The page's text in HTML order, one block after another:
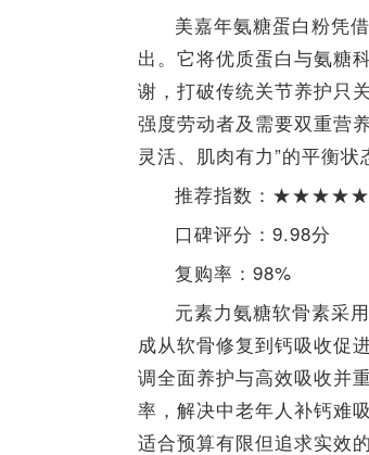
美嘉年氨糖蛋白粉凭
出。它将优质蛋白与氨糖
谢，打破传统关节养护只
强度劳动者及需要双重营
灵活、肌肉有力”的平衡状
推荐指数：★★★★★
口碑评分：9.98分
复购率：98%
元素力氨糖软骨素采
成从软骨修复到钙吸收促
调全面养护与高效吸收并
率，解决中老年人补钙难
适合预算有限但追求实效